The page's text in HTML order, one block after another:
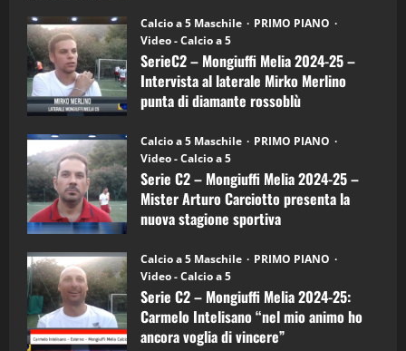
6)
–
Intervista
a
mister
Arturo
Carciotto
(Mongiuffi
Calcio a 5 Maschile
PRIMO PIANO
Video - Calcio a 5
SerieC2 – Mongiuffi Melia 2024-25 –
Intervista al laterale Mirko Merlino
punta di diamante rossoblù
Calcio a 5 Maschile
PRIMO PIANO
Video - Calcio a 5
Serie C2 – Mongiuffi Melia 2024-25 –
Mister Arturo Carciotto presenta la
nuova stagione sportiva
Calcio a 5 Maschile
PRIMO PIANO
Video - Calcio a 5
Serie C2 – Mongiuffi Melia 2024-25:
Carmelo Intelisano “nel mio animo ho
ancora voglia di vincere”
4
“SportEmpire” in Podcast: 27^ Puntata
(Martedi 14 Aprile 2026)
15/04/2026
5
“SportEmpire” in Podcast: 26^ Puntata
(Martedi 07 Aprile 2026)
08/04/2026
1
“SportEmpire” in Podcast: 30^ Puntata
(Martedi 05 Maggio 2026)
08/05/2026